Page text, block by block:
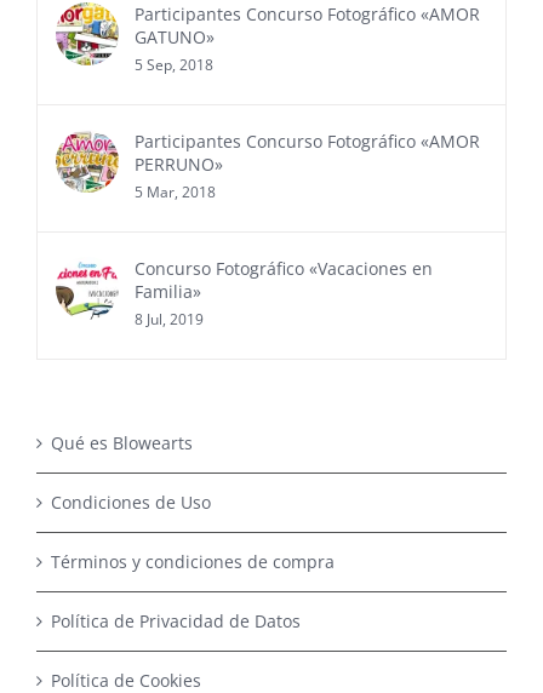
Participantes Concurso Fotográfico «AMOR
GATUNO»
5 Sep, 2018
Participantes Concurso Fotográfico «AMOR
PERRUNO»
5 Mar, 2018
Concurso Fotográfico «Vacaciones en
Familia»
8 Jul, 2019
Qué es Blowearts
Condiciones de Uso
Términos y condiciones de compra
Política de Privacidad de Datos
Política de Cookies